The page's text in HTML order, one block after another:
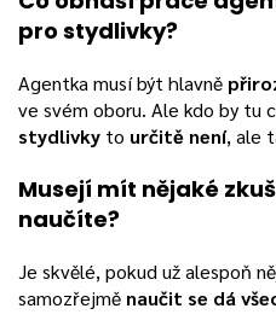
pro stydlivky?
Agentka musí být hlavně
ve svém oboru. Ale kdo by tu
stydlivky to určitě není, ale
Musejí mít nějaké
naučíte?
Je skvělé, pokud už alespoň
samozřejmě naučit se dá